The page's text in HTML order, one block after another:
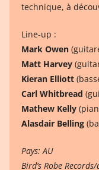
technique, à
Line-up :
Mark Owen
Matt Harvey
Kieran Elliott
Carl Whitbread
Mathew Kelly
Alasdair Belling
Pays: AU
Bird’s Robe